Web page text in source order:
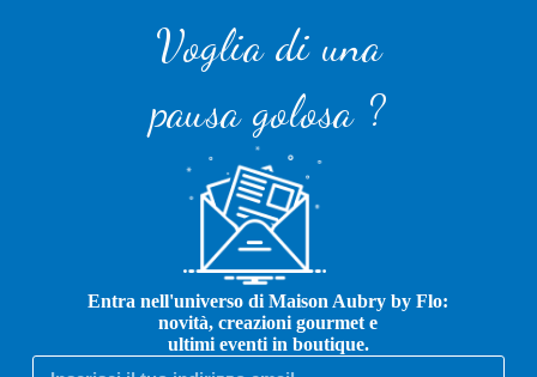
Voglia di una
pausa golosa ?
Entra nell'universo di Maison Aubry by Flo:
novità, creazioni gourmet e
ultimi eventi in boutique.